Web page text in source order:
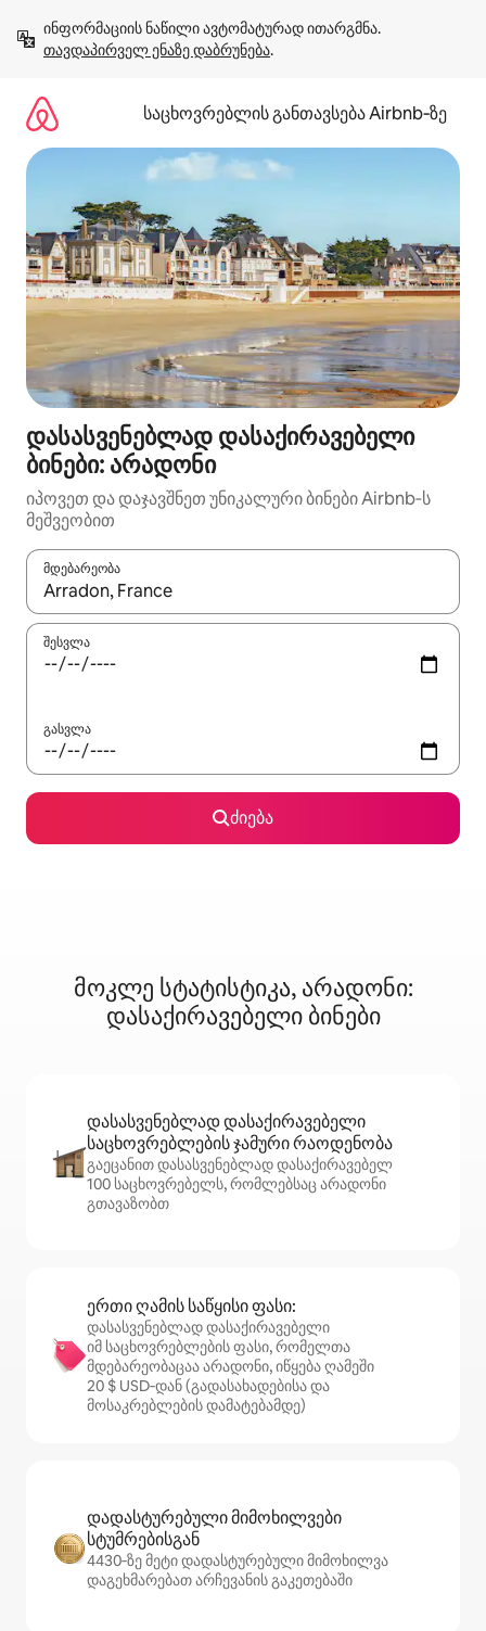
გადასვლა
თავდაპირველ ენაზე დაბრუნება.
საცხოვრებლის განთავსება Airbnb‑ზე
დასასვენებლად დასაქირავებელი
ბინები: არადონი
იპოვეთ და დაჯავშნეთ უნიკალური ბინები Airbnb‑ს
მეშვეობით
მდებარეობა
როცა შედეგები ხელმისაწვდომი გახდება, ნავიგაციისთვის
შესვლა
გასვლა
ძიება
მოკლე სტატისტიკა, არადონი:
დასაქირავებელი ბინები
დასასვენებლად დასაქირავებელი
საცხოვრებლების ჯამური რაოდენობა
გაეცანით დასასვენებლად დასაქირავებელ
100 საცხოვრებელს, რომლებსაც არადონი
გთავაზობთ
ერთი ღამის საწყისი ფასი:
დასასვენებლად დასაქირავებელი
იმ საცხოვრებლების ფასი, რომელთა
მდებარეობაცაა არადონი, იწყება ღამეში
20 $ USD‑დან (გადასახადებისა და
მოსაკრებლების დამატებამდე)
დადასტურებული მიმოხილვები
სტუმრებისგან
4430‑ზე მეტი დადასტურებული მიმოხილვა
დაგეხმარებათ არჩევანის გაკეთებაში